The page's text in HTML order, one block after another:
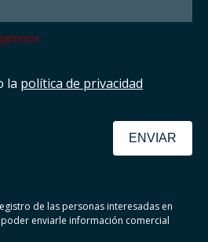
la política de privacidad
de las personas interesadas en
enviarle información comercial
ENVIAR